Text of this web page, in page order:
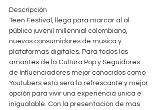
Descripción
Teen Festival, llega para marcar al al
público juvenil millennial colombiano,
nuevos consumidores de musica y
plataformas digitales. Para todos los
amantes de la Cultura Pop y Seguidores
de Influenciadores mejor conocidos como
Youtubers esta será la refrescante y mejor
opción para vivir una experiencia unica e
inigualable. Con la presentación de mas